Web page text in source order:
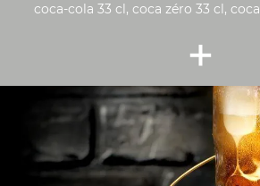
coca-cola 33 cl, coca zéro 33 cl,
+